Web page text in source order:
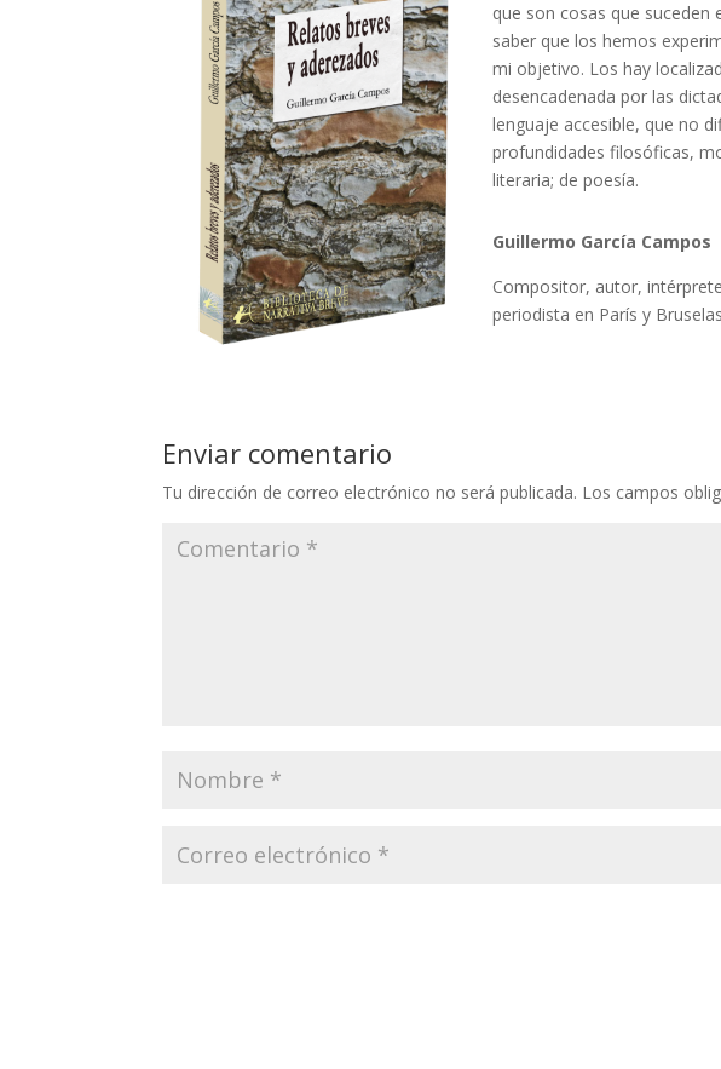
que son cosas que
saber que los hemos
mi objetivo. Los hay
desencadenada por las
lenguaje accesible, que no
profundidades filosóficas,
literaria; de poesía.
Guillermo García Campos
Compositor, autor,
periodista en París y
Enviar comentario
Tu dirección de correo electrónico no será publicada. Los campos